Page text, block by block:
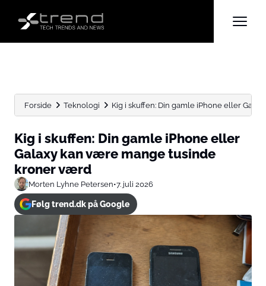
Forside Teknologi Kig i skuffen: Din gamle iPhone eller
Kig i skuffen: Din gamle iPhone eller
Galaxy kan være mange tusinde
kroner værd
Morten Lyhne Petersen•7. juli 2026
Følg trend.dk på Google